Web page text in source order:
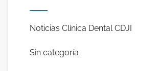
Noticias Clínica Dental CDJI
Sin categoría